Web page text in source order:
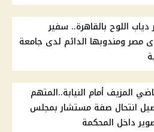
دياب اللوح بالقاهرة.. سفير
مصر ومندوبها الدائم لدى جامعة
المزيف أمام النيابة..المتهم
انتحال صفة مستشار بمجلس
داخل المحكمة